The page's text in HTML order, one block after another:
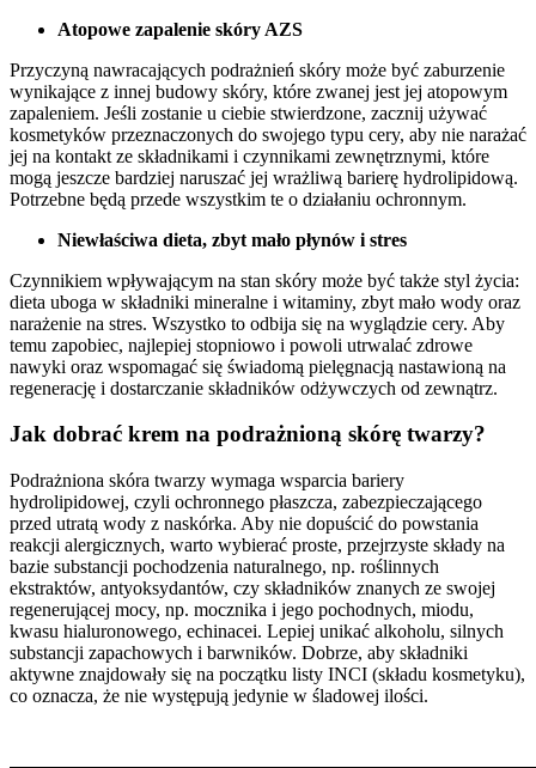
Atopowe zapalenie skóry AZS
Przyczyną nawracających podrażnień skóry może być zaburzenie
wynikające z innej budowy skóry, które zwanej jest jej atopowym
zapaleniem. Jeśli zostanie u ciebie stwierdzone, zacznij używać
kosmetyków przeznaczonych do swojego typu cery, aby nie narażać
jej na kontakt ze składnikami i czynnikami zewnętrznymi, które
mogą jeszcze bardziej naruszać jej wrażliwą barierę hydrolipidową.
Potrzebne będą przede wszystkim te o działaniu ochronnym.
Niewłaściwa dieta, zbyt mało płynów i stres
Czynnikiem wpływającym na stan skóry może być także styl życia:
dieta uboga w składniki mineralne i witaminy, zbyt mało wody oraz
narażenie na stres. Wszystko to odbija się na wyglądzie cery. Aby
temu zapobiec, najlepiej stopniowo i powoli utrwalać zdrowe
nawyki oraz wspomagać się świadomą pielęgnacją nastawioną na
regenerację i dostarczanie składników odżywczych od zewnątrz.
Jak dobrać krem na podrażnioną skórę twarzy?
Podrażniona skóra twarzy wymaga wsparcia bariery
hydrolipidowej, czyli ochronnego płaszcza, zabezpieczającego
przed utratą wody z naskórka. Aby nie dopuścić do powstania
reakcji alergicznych, warto wybierać proste, przejrzyste składy na
bazie substancji pochodzenia naturalnego, np. roślinnych
ekstraktów, antyoksydantów, czy składników znanych ze swojej
regenerującej mocy, np. mocznika i jego pochodnych, miodu,
kwasu hialuronowego, echinacei. Lepiej unikać alkoholu, silnych
substancji zapachowych i barwników. Dobrze, aby składniki
aktywne znajdowały się na początku listy INCI (składu kosmetyku),
co oznacza, że nie występują jedynie w śladowej ilości.